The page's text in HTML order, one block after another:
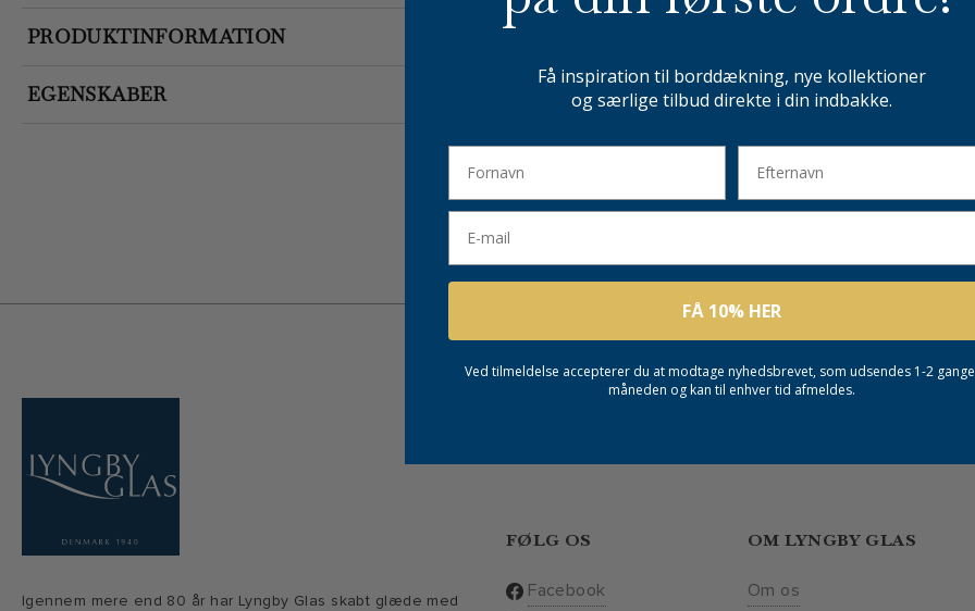
EGENSKABER
PRODUKTINFORMATION
Igennem mere end 80 år har Lyngby Glas skabt glæde med
FØLG OS
Facebook
OM LYNGBY GLAS
Om os
Få inspiration til borddækning, nye kollektioner
og særlige tilbud direkte i din indbakke.
FÅ 10% HER
Ved tilmeldelse accepterer du at modtage nyhedsbrevet, som udsendes 1-2
måneden og kan til enhver tid afmeldes.